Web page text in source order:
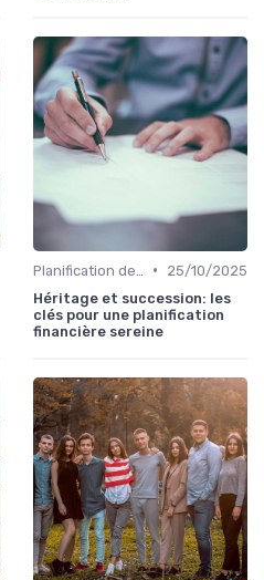
•
25/10/2025
Héritage et succession: les
clés pour une planification
financière sereine